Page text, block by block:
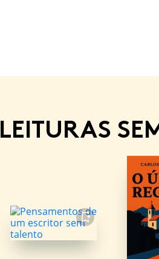
LEITURAS
FAVORITO